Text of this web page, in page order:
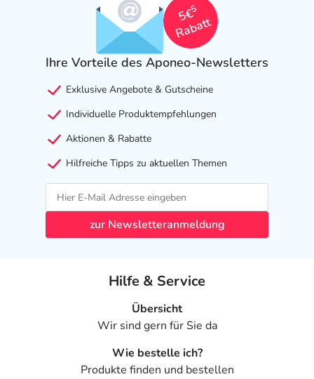
5€
5
Rabatt
Ihre Vorteile des Aponeo-Newsletters
Exklusive Angebote & Gutscheine
Individuelle Produktempfehlungen
Aktionen & Rabatte
Hilfreiche Tipps zu aktuellen Themen
zur Newsletteranmeldung
Hilfe & Service
Übersicht
Wir sind gern für Sie da
Wie bestelle ich?
Produkte finden und bestellen